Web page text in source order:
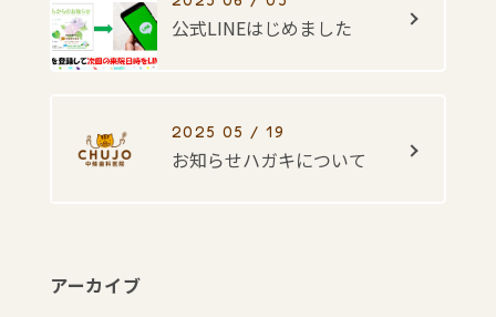
公式LINEはじめました
2025 05 / 19
お知らせハガキについて
アーカイブ